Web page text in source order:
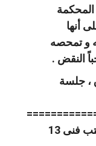
المحكمة
أنها
و تمحصه
النقض .
رقم 3126 لسنة 32 ق ، جلسة
الطعن رقم 1120 لسنة 32 مكتب فنى 13